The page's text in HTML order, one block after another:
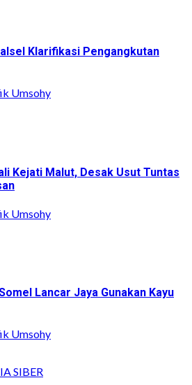
Klarifikasi Pengangkutan
Umsohy
Kejati Malut, Desak Usut Tuntas
Umsohy
Lancar Jaya Gunakan Kayu
Umsohy
SIBER